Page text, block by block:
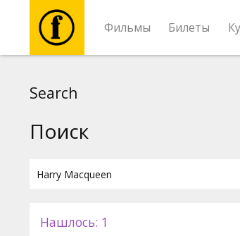
Фильмы Билеты
Search
Поиск
Нашлось: 1